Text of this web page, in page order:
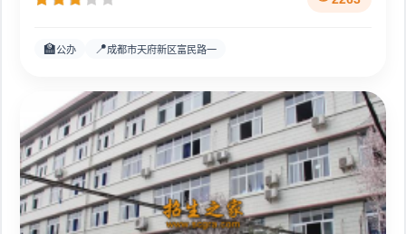
🏫公办 📍成都市天府新区富民路一